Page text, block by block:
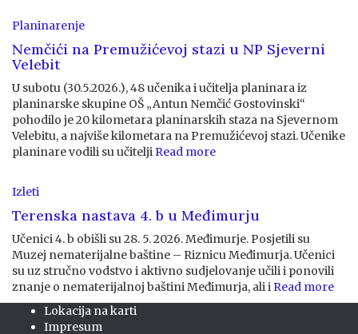
Planinarenje
Nemčići na Premužićevoj stazi u NP Sjeverni
Velebit
U subotu (30.5.2026.), 48 učenika i učitelja planinara iz
planinarske skupine OŠ „Antun Nemčić Gostovinski“
pohodilo je 20 kilometara planinarskih staza na Sjevernom
Velebitu, a najviše kilometara na Premužićevoj stazi. Učenike
planinare vodili su učitelji Read more
Izleti
Terenska nastava 4. b u Međimurju
Učenici 4. b obišli su 28. 5. 2026. Međimurje. Posjetili su
Muzej nematerijalne baštine – Riznicu Međimurja. Učenici
su uz stručno vodstvo i aktivno sudjelovanje učili i ponovili
znanje o nematerijalnoj baštini Međimurja, ali i Read more
Lokacija na karti
Impresum